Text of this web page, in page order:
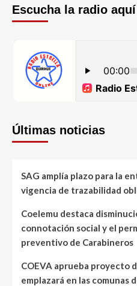
Escucha la radio aquí
Últimas noticias
SAG amplía plazo para la
vigencia de trazabilidad
Coelemu destaca
connotación social y el
preventivo de Carabineros
COEVA aprueba proyecto
emplazará en las comunas